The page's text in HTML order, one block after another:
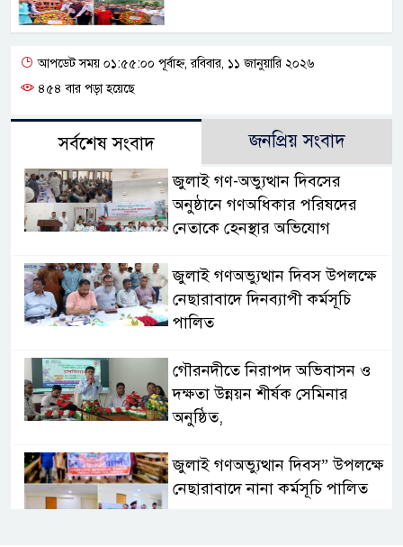
আপডেট সময় ০১:৫৫:০০ পূর্বাহ্ন, রবিবার, ১১ জানুয়ারি ২০২৬
৪৫৪ বার পড়া হয়েছে
সর্বশেষ সংবাদ জনপ্রিয় সংবাদ
জুলাই গণ-অভ্যুত্থান দিবসের
অনুষ্ঠানে গণঅধিকার পরিষদের
নেতাকে হেনস্থার অভিযোগ
জুলাই গণঅভ্যুত্থান দিবস উপলক্ষে
নেছারাবাদে দিনব্যাপী কর্মসূচি
পালিত
গৌরনদীতে নিরাপদ অভিবাসন ও
দক্ষতা উন্নয়ন শীর্ষক সেমিনার
অনুষ্ঠিত,
জুলাই গণঅভ্যুত্থান দিবস” উপলক্ষে
নেছারাবাদে নানা কর্মসূচি পালিত